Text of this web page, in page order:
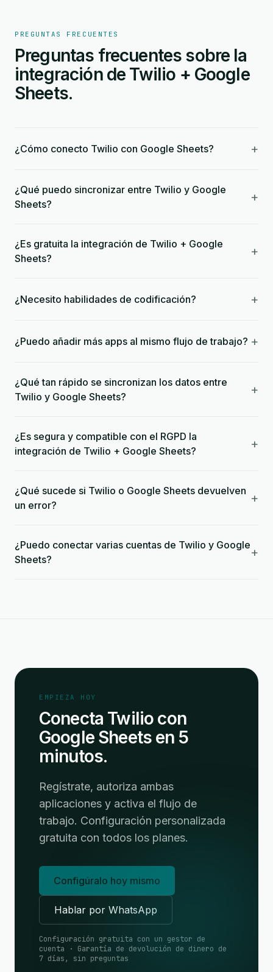
PREGUNTAS FRECUENTES
Preguntas frecuentes sobre la
integración de Twilio + Google
Sheets.
¿Cómo conecto Twilio con Google Sheets? +
¿Qué puedo sincronizar entre Twilio y Google
Sheets?
+
¿Es gratuita la integración de Twilio + Google
Sheets?
+
¿Necesito habilidades de codificación? +
¿Puedo añadir más apps al mismo flujo de trabajo? +
¿Qué tan rápido se sincronizan los datos entre
Twilio y Google Sheets?
+
¿Es segura y compatible con el RGPD la
integración de Twilio + Google Sheets?
+
¿Qué sucede si Twilio o Google Sheets devuelven
un error?
+
¿Puedo conectar varias cuentas de Twilio y Google
Sheets?
+
EMPIEZA HOY
Conecta Twilio con
Google Sheets en 5
minutos.
Regístrate, autoriza ambas
aplicaciones y activa el flujo de
trabajo. Configuración personalizada
gratuita con todos los planes.
Configúralo hoy mismo
Hablar por WhatsApp
Configuración gratuita con un gestor de
cuenta · Garantía de devolución de dinero de
7 días, sin preguntas